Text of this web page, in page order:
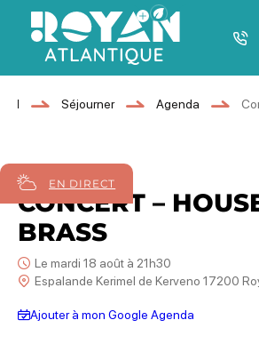
Afficher la barre de
Royan Atlantique
Séjourner Agenda
EN DIRECT
18 août 2026
CONCERT –
BRASS
Le mardi 18 août à 21h30
Espalande Kerimel de Kerveno 17200
Ajouter à mon Google Agenda